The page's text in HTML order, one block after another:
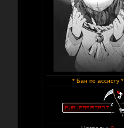
* Бан по ассисту *